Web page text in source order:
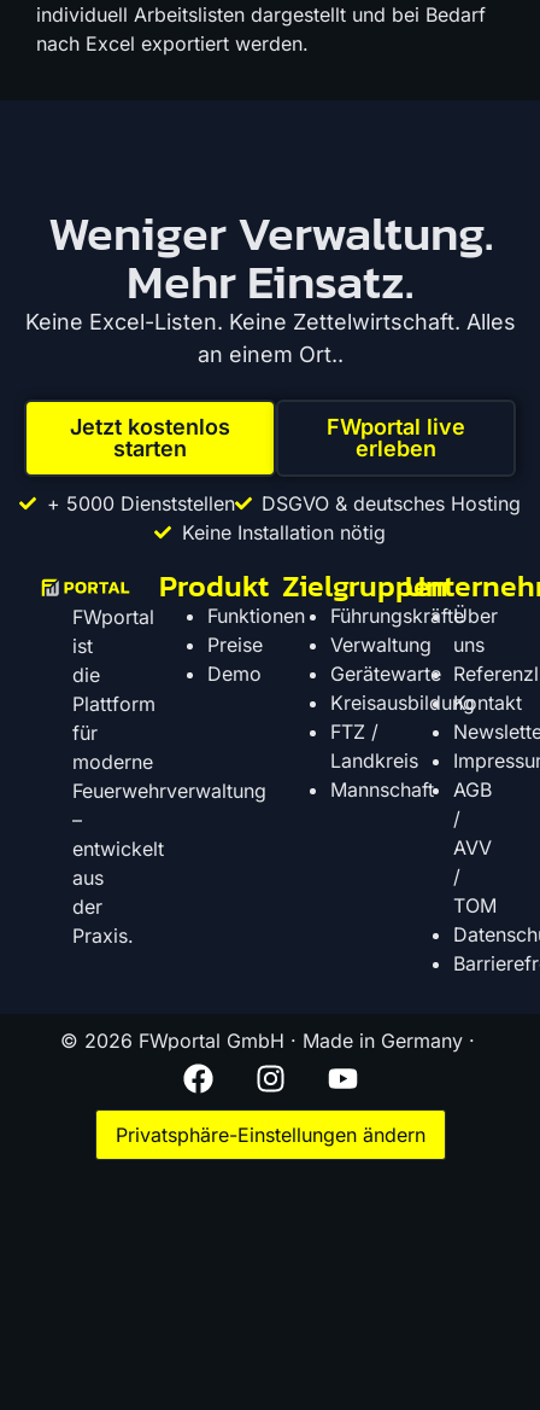
individuell Arbeitslisten dargestellt und bei Bedarf
nach Excel exportiert werden.
Weniger Verwaltung.
Mehr Einsatz.
Keine Excel-Listen. Keine Zettelwirtschaft. Alles
an einem Ort..
Jetzt kostenlos
starten
FWportal live
erleben
+ 5000 Dienststellen
DSGVO & deutsches Hosting
Keine Installation nötig
FWportal
ist
die
Plattform
für
moderne
Feuerwehrverwaltung
–
entwickelt
aus
der
Praxis.
Produkt
Funktionen
Preise
Demo
Zielgruppen
Führungskräfte
Verwaltung
Gerätewarte
Kreisausbildung
FTZ /
Landkreis
Mannschaft
Über
uns
Kontakt
AGB
/
AVV
/
TOM
© 2026 FWportal GmbH · Made in Germany ·
Privatsphäre-Einstellungen ändern